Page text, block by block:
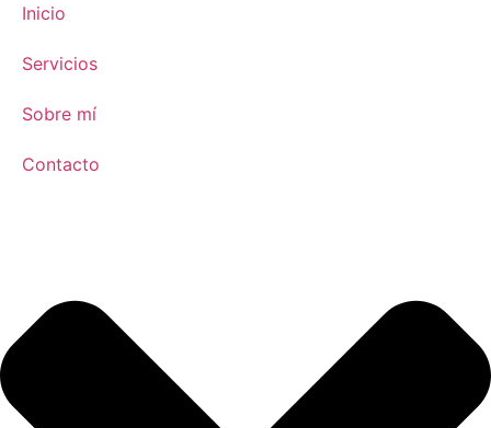
Inicio
Servicios
Sobre mí
Contacto